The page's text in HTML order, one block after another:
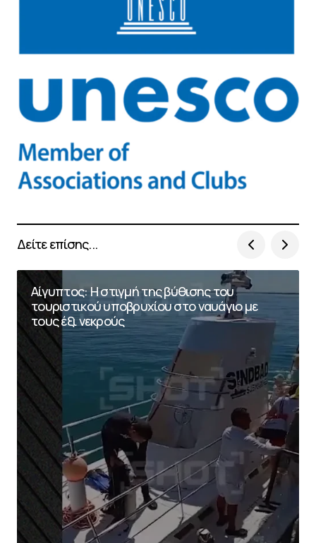
Δείτε επίσης...
Αίγυπτος: Η στιγμή της βύθισης του
τουριστικού υποβρυχίου στο ναυάγιο με
τους έξι νεκρούς